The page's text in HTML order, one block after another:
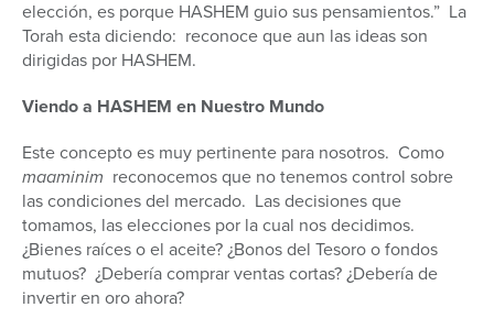
elección, es porque HASHEM guio sus pensamientos.” La
Torah esta diciendo: reconoce que aun las ideas son
dirigidas por HASHEM.
Viendo a HASHEM en Nuestro Mundo
Este concepto es muy pertinente para nosotros. Como
maaminim reconocemos que no tenemos control sobre
las condiciones del mercado. Las decisiones que
tomamos, las elecciones por la cual nos decidimos.
¿Bienes raíces o el aceite? ¿Bonos del Tesoro o fondos
mutuos? ¿Debería comprar ventas cortas? ¿Debería de
invertir en oro ahora?